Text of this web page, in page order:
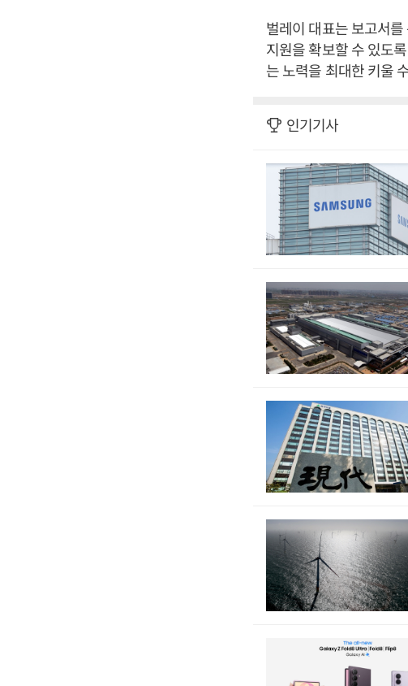
벌레이 대표는 보고서
지원을 확보할 수 있도
는 노력을 최대한 키울
인기기사